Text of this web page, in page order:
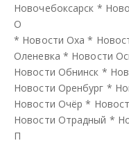
Новочебоксарск *
О
* Новости Оха *
Оленевка * Новости
Новости Обнинск *
Новости Оренбург *
Новости Очёр *
Новости Отрадный *
П